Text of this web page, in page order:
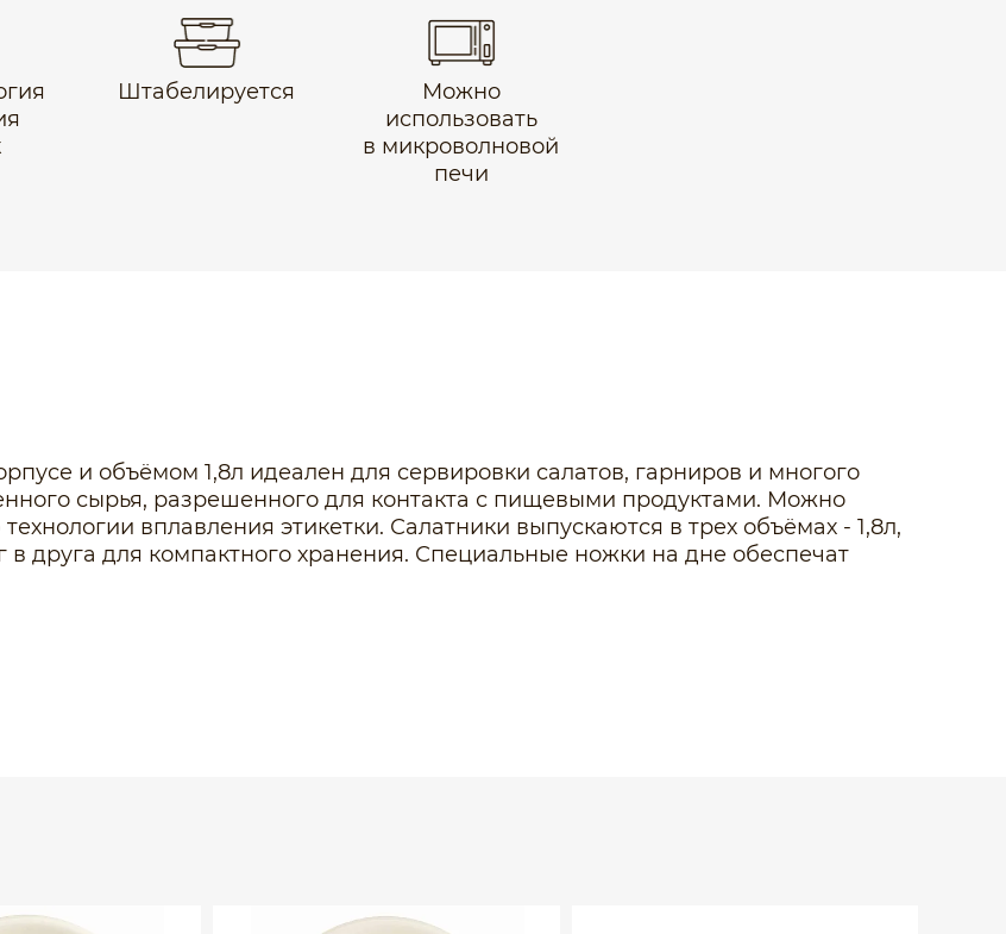
Штабелируется
Можно
использовать
в микроволновой
печи
и объёмом 1,8л идеален для сервировки салатов, гарниров и многого
сырья, разрешенного для контакта с пищевыми продуктами. Можно
вплавления этикетки. Салатники выпускаются в трех объёмах - 1,8л,
в друга для компактного хранения. Специальные ножки на дне обеспечат